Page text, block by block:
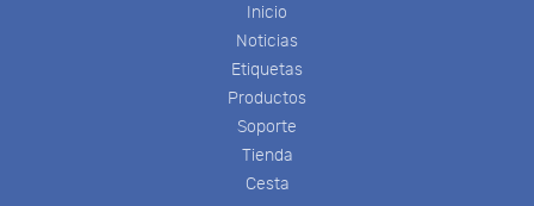
Inicio
Noticias
Etiquetas
Productos
Soporte
Tienda
Cesta